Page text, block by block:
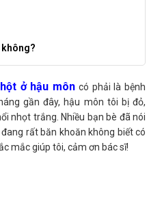
không?
ở hậu môncó phải là bệnh
gần đây, hậu môn tôi bị đỏ,
nhọt trắng. Nhiều bạn bè đã nói
rất băn khoăn không biết có
mắc giúp tôi, cảm ơn bác sĩ!